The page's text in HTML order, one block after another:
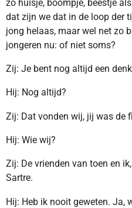
zo huisje, boompje, beestje
dat zijn we dat in de loop der
jong helaas, maar wel net zo
jongeren nu: of niet soms?
Zij: Je bent nog altijd een
Hij: Nog altijd?
Zij: Dat vonden wij, jij was de
Hij: Wie wij?
Zij: De vrienden van toen en
Sartre.
Hij: Heb ik nooit geweten. Ja,